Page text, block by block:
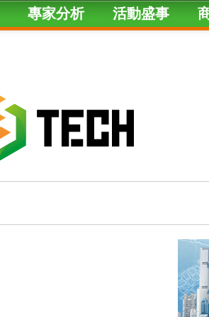
專家分析 活動盛事